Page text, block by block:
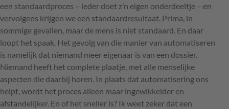
een standaardproces – ieder doet z’n eigen onderdeeltje – en
vervolgens krijgen we een standaardresultaat. Prima, in
sommige gevallen, maar de mens is niet standaard. En daar
loopt het spaak. Het gevolg van die manier van automatiseren
is namelijk dat niemand meer eigenaar is van een dossier.
Niemand heeft het complete plaatje, met alle menselijke
aspecten die daarbij horen. In plaats dat automatisering ons
helpt, wordt het proces alleen maar ingewikkelder en
afstandelijker. En of het sneller is? Ik weet zeker dat een